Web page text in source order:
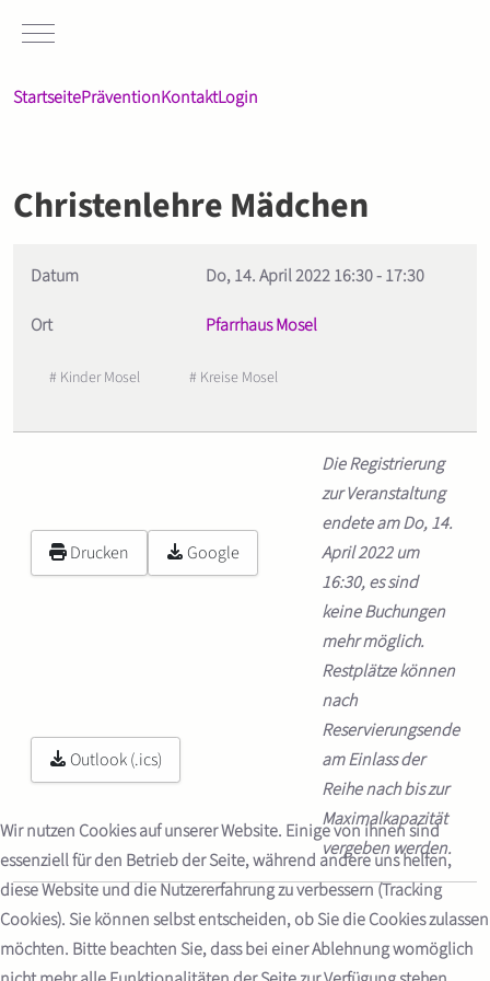
Mobile Menu Toggle
StartseitePräventionKontaktLogin
Christenlehre Mädchen
Datum Do, 14. April 202216:30-17:30
Ort Pfarrhaus Mosel
# Kinder Mosel # Kreise Mosel
Drucken Google
Outlook (.ics)
Die Registrierung
zur Veranstaltung
endete am Do, 14.
April 2022 um
16:30, es sind
keine Buchungen
mehr möglich.
Restplätze können
nach
Reservierungsende
am Einlass der
Reihe nach bis zur
Maximalkapazität
vergeben werden.
Wir nutzen Cookies auf unserer Website. Einige von ihnen sind
essenziell für den Betrieb der Seite, während andere uns helfen,
diese Website und die Nutzererfahrung zu verbessern (Tracking
Cookies). Sie können selbst entscheiden, ob Sie die Cookies zulassen
möchten. Bitte beachten Sie, dass bei einer Ablehnung womöglich